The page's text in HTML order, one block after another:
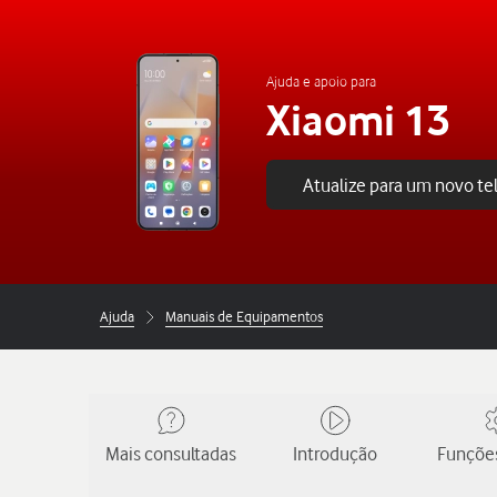
Ajuda e apoio para
Xiaomi 13
Atualize para um novo
Ajuda Manuais de Equipamentos
Mais consultadas Introdução